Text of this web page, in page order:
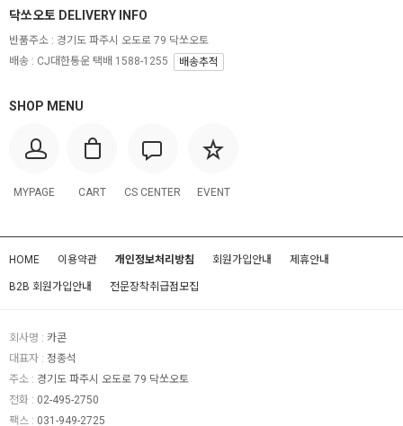
SHOP MENU
MYPAGE CART CS CENTER EVENT
닥쏘오토 DELIVERY INFO
반품주소 : 경기도 파주시 오도로 79 닥쏘오토
배송 : CJ대한통운 택배 1588-1255
배송추적
HOME 이용약관 개인정보처리방침 회원가입안내 제휴안내
B2B 회원가입안내 전문장착취급점모집
회사명 : 카콘
대표자 : 정종석
주소 : 경기도 파주시 오도로 79 닥쏘오토
전화 : 02-495-2750
팩스 : 031-949-2725